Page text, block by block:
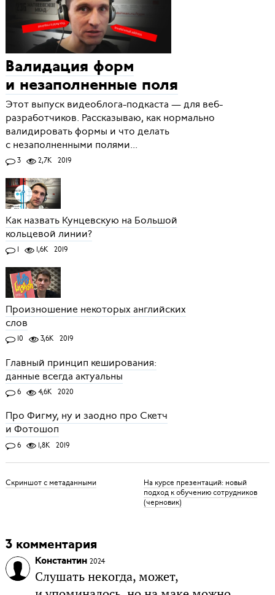
Валидация форм
и незаполненные поля
Этот выпуск видеоблога-подкаста — для веб-
разработчиков. Рассказываю, как нормально
валидировать формы и что делать
с незаполненными полями...
3 2,7K 2019
Как назвать Кунцевскую на Большой
кольцевой линии?
1 1,6K 2019
Произношение некоторых английских
слов
10 3,6K 2019
Главный принцип кеширования:
данные всегда актуальны
6 4,6K 2020
Про Фигму, ну и заодно про Скетч
и Фотошоп
6 1,8K 2019
Скриншот с метаданными
На курсе презентаций: новый
подход к обучению сотрудников
(черновик)
3 комментария
Константин 2024
Слушать некогда, может,